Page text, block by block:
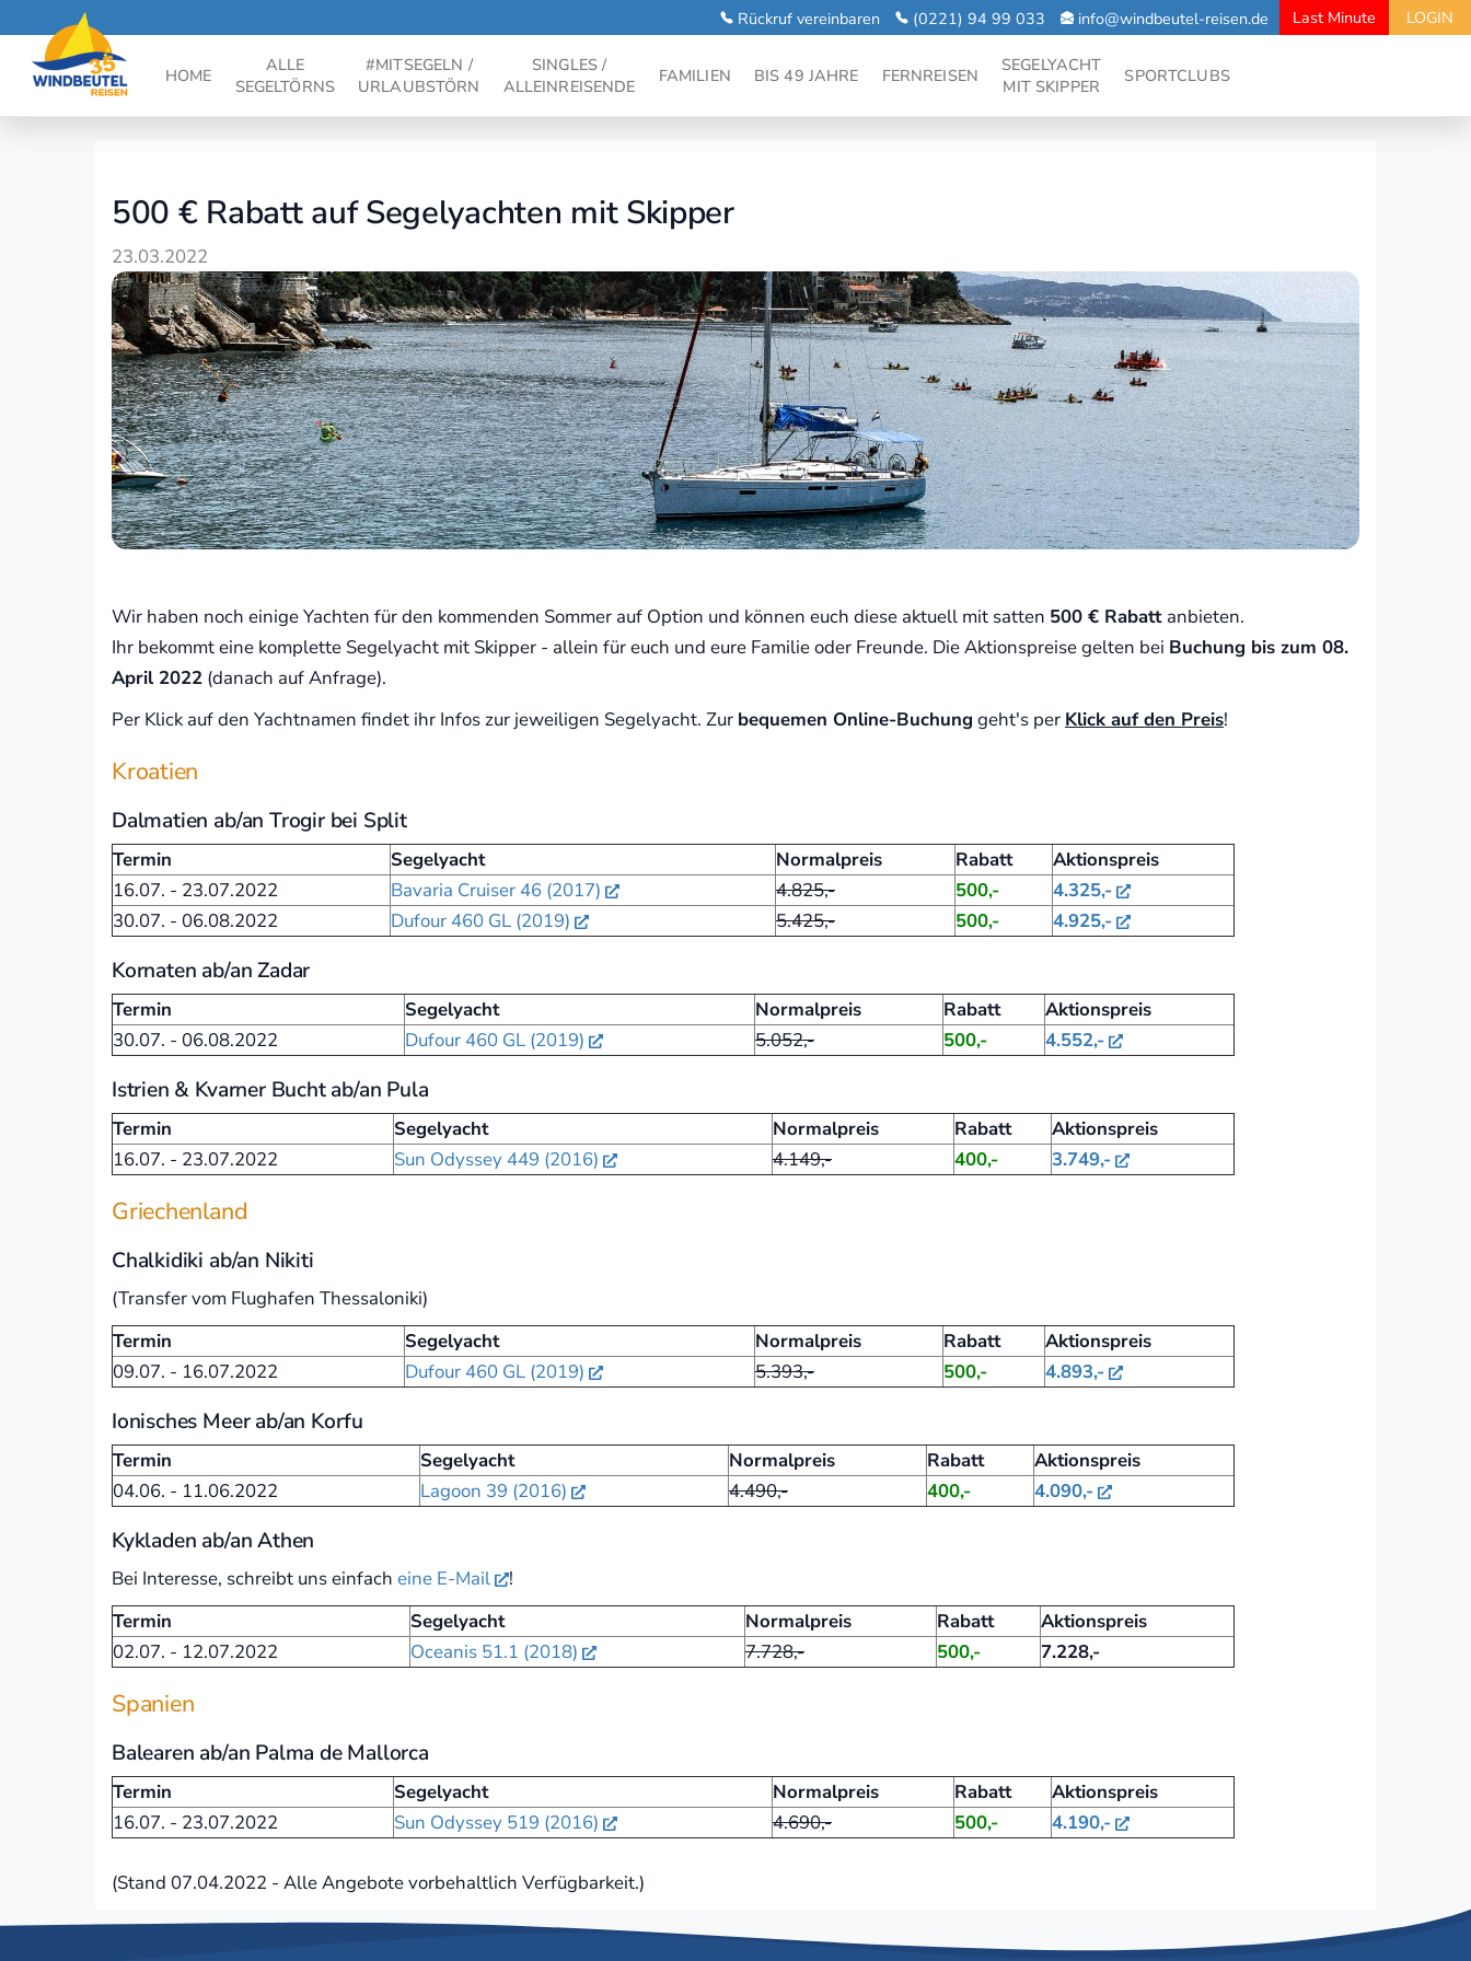
Rückruf vereinbaren (0221) 94 99 033 info@windbeutel-reisen.de Last Minute LOGIN
HOME
ALLE
SEGELTÖRNS
#MITSEGELN /
URLAUBSTÖRN
SINGLES /
ALLEINREISENDE
FAMILIEN BIS 49 JAHRE FERNREISEN
SEGELYACHT
MIT SKIPPER
SPORTCLUBS
500 € Rabatt auf Segelyachten mit Skipper
23.03.2022
Wir haben noch einige Yachten für den kommenden Sommer auf Option und können euch diese aktuell mit satten 500 € Rabatt anbieten.
Ihr bekommt eine komplette Segelyacht mit Skipper - allein für euch und eure Familie oder Freunde. Die Aktionspreise gelten bei Buchung bis zum 08.
April 2022 (danach auf Anfrage).
Per Klick auf den Yachtnamen findet ihr Infos zur jeweiligen Segelyacht. Zur bequemen Online-Buchung geht's per Klick auf den Preis!
Kroatien
Dalmatien ab/an Trogir bei Split
Termin Segelyacht Normalpreis Rabatt
Aktionspreis
16.07. - 23.07.2022
Bavaria Cruiser 46 (2017) 4.825,- 500,-
4.325,-
30.07. - 06.08.2022
Dufour 460 GL (2019) 5.425,- 500,- 4.925,-
Kornaten ab/an Zadar
Termin Segelyacht Normalpreis Rabatt
Aktionspreis
30.07. - 06.08.2022
Dufour 460 GL (2019) 5.052,- 500,- 4.552,-
Istrien & Kvarner Bucht ab/an Pula
Termin Segelyacht Normalpreis Rabatt
Aktionspreis
16.07. - 23.07.2022
Sun Odyssey 449 (2016) 4.149,- 400,- 3.749,-
Griechenland
Chalkidiki ab/an Nikiti
(Transfer vom Flughafen Thessaloniki)
Termin
Segelyacht Normalpreis Rabatt
Aktionspreis
09.07. - 16.07.2022
Dufour 460 GL (2019) 5.393,- 500,- 4.893,-
Ionisches Meer ab/an Korfu
Termin Segelyacht Normalpreis Rabatt
Aktionspreis
04.06. - 11.06.2022
Lagoon 39 (2016) 4.490,- 400,- 4.090,-
Kykladen ab/an Athen
Bei Interesse, schreibt uns einfach eine E-Mail
!
Termin
Segelyacht Normalpreis Rabatt
Aktionspreis
02.07. - 12.07.2022
Oceanis 51.1 (2018) 7.728,- 500,- 7.228,-
Spanien
Balearen ab/an Palma de Mallorca
Termin Segelyacht Normalpreis Rabatt
Aktionspreis
16.07. - 23.07.2022
Sun Odyssey 519 (2016) 4.690,- 500,- 4.190,-
(Stand 07.04.2022 - Alle Angebote vorbehaltlich Verfügbarkeit.)